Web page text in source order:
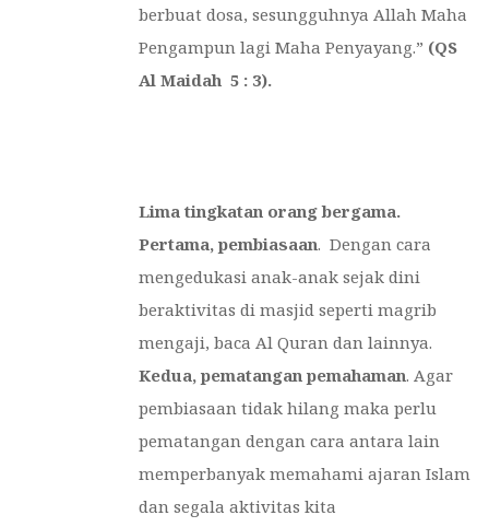
berbuat dosa, sesungguhnya Allah Maha
Pengampun lagi Maha Penyayang.” (QS
Al Maidah 5 : 3).
Lima tingkatan orang bergama.
Pertama, pembiasaan. Dengan cara
mengedukasi anak-anak sejak dini
beraktivitas di masjid seperti magrib
mengaji, baca Al Quran dan lainnya.
Kedua, pematangan pemahaman. Agar
pembiasaan tidak hilang maka perlu
pematangan dengan cara antara lain
memperbanyak memahami ajaran Islam
dan segala aktivitas kita